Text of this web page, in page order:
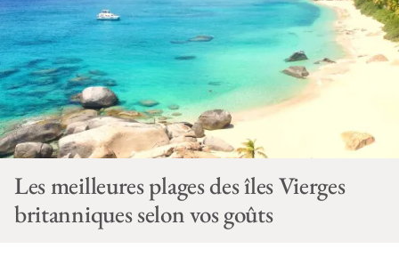
Les meilleures plages des îles Vierges
britanniques selon vos goûts